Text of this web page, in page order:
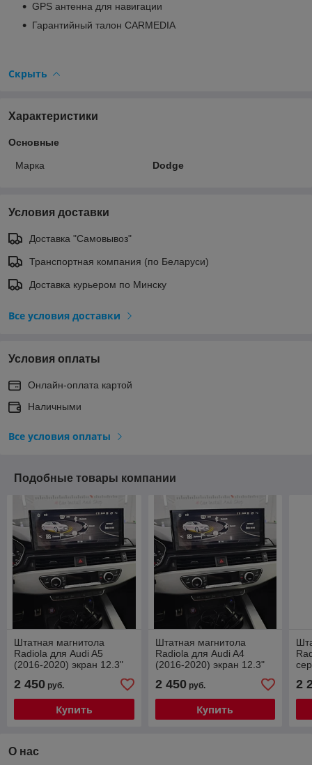
GPS антенна для навигации
Гарантийный талон CARMEDIA
Скрыть
Характеристики
Основные
Марка Dodge
Условия доставки
Доставка "Самовывоз"
Транспортная компания (по Беларуси)
Доставка курьером по Минску
Все условия доставки
Условия оплаты
Онлайн-оплата картой
Наличными
Все условия оплаты
Подобные товары компании
Штатная магнитола
Radiola для Audi A5
(2016-2020) экран 12.3"
sim)
2 450 руб.
Купить
Штатная магнитола
Radiola для Audi A4
(2016-2020) экран 12.3"
sim)
2 450руб.
Купить
2
О нас